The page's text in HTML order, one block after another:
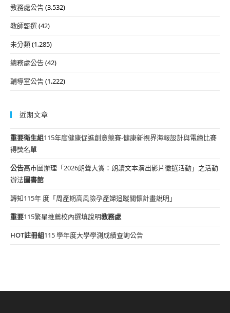
教務處公告(3,532)
教師甄選(42)
未分類(1,285)
總務處公告(42)
輔導室公告(1,222)
近期文章
重要衛生組115年度健康促進創意競賽-健康新視界海報設計與電繪比賽
得獎名單
公告高市圖辦理「2026朗聲大賞：朗讀文本演出影片徵選活動」之活動
辦法圖書館
轉知115年 度「周產期高風險孕產婦追蹤關懷計畫說明」
重要115繁星推薦校內選填說明教務處
HOT註冊組115 學年度大學學測成績查詢公告